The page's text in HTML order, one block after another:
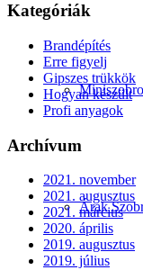
Árak
Kategóriák
Brandépítés
Erre figyelj
Gipszes trükkök
Hogyan készült
Profi anyagok
Archívum
2021. november
2021. augusztus
2021. március
2020. április
2019. augusztus
2019. július